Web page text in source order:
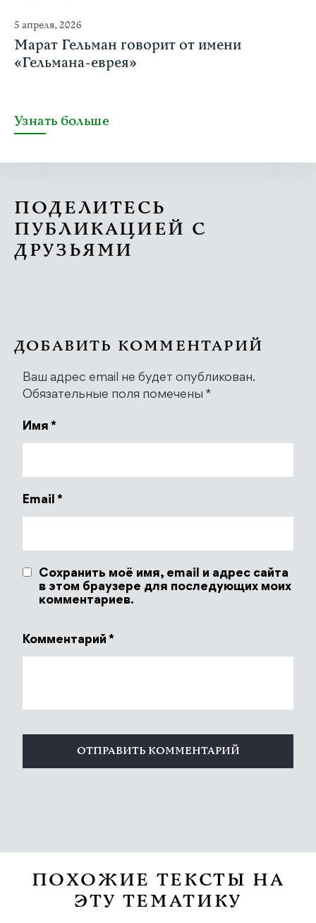
5 апреля, 2026
Марат Гельман говорит от имени
«Гельмана-еврея»
Узнать больше
ПОДЕЛИТЕСЬ
ПУБЛИКАЦИЕЙ С
ДРУЗЬЯМИ
ДОБАВИТЬ КОММЕНТАРИЙ
Ваш адрес email не будет опубликован.
Обязательные поля помечены *
Имя *
Email *
Сохранить моё имя, email и адрес сайта
в этом браузере для последующих моих
комментариев.
Комментарий *
ПОХОЖИЕ ТЕКСТЫ НА
ЭТУ ТЕМАТИКУ